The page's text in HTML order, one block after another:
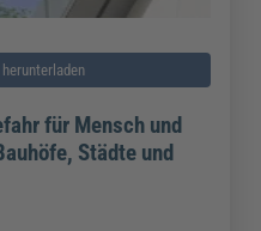
für Mensch und
Städte und